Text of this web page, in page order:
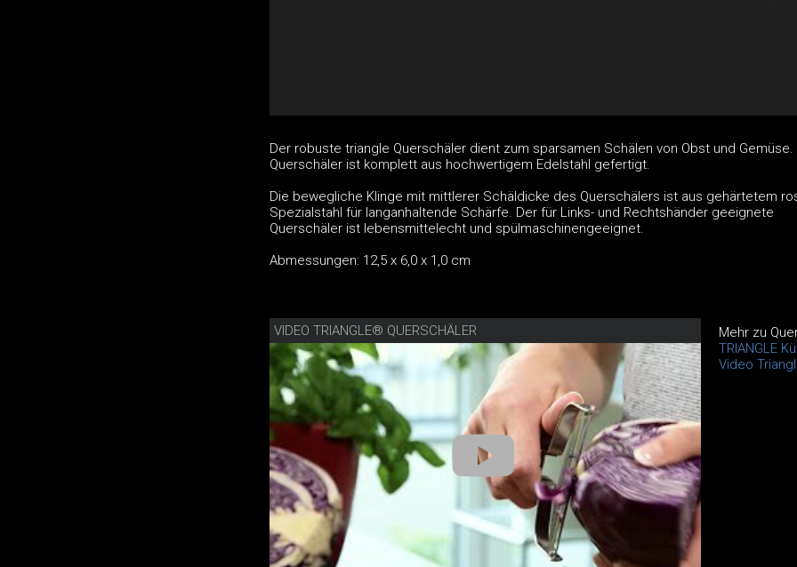
Der robuste triangle Querschäler dient zum sparsamen Schälen von Obst und Gemüse.
Querschäler ist komplett aus hochwertigem Edelstahl gefertigt.
Die bewegliche Klinge mit mittlerer Schäldicke des Querschälers ist aus gehärtetem
Spezialstahl für langanhaltende Schärfe. Der für Links- und Rechtshänder geeignete
Querschäler ist lebensmittelecht und spülmaschinengeeignet.
Abmessungen: 12,5 x 6,0 x 1,0 cm
VIDEO TRIANGLE® QUERSCHÄLER
Mehr zu
TRIANGLE
Video